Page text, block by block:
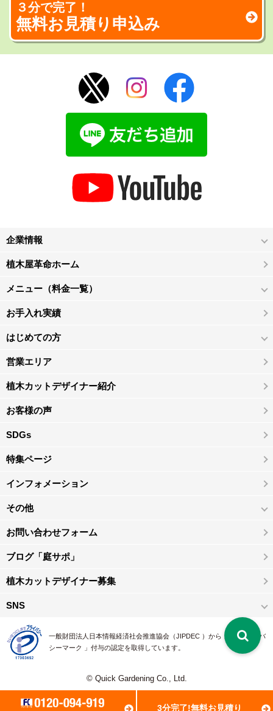
3分完了!無料お見積り
３分で完了！
無料お見積り申込み
企業情報
植木屋革命ホーム
メニュー（料金一覧）
お手入れ実績
はじめての方
営業エリア
植木カットデザイナー紹介
お客様の声
SDGs
特集ページ
インフォメーション
その他
お問い合わせフォーム
ブログ「庭サポ」
植木カットデザイナー募集
SNS
一般財団法人日本情報経済社会推進協会（JIPDEC ）から 、「 プライバ
シーマーク 」付与の認定を取得しています。
© Quick Gardening Co., Ltd.